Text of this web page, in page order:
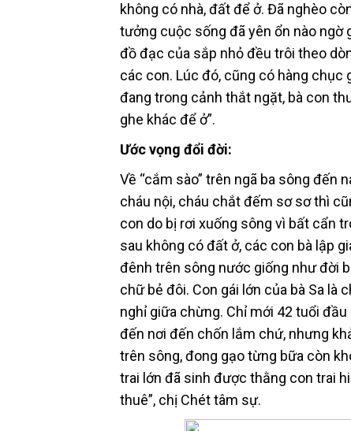
không có nhà, đất để ở. Đã nghèo
tưởng cuộc sống đã yên ổn nào
đồ đạc của sắp nhỏ đều trôi theo
các con. Lúc đó, cũng có hàng chục
đang trong cảnh thắt ngặt, bà con
ghe khác để ở”.
Ước vọng đổi đời:
Về “cắm sào” trên ngã ba sông đến
cháu nội, cháu chắt đếm sơ sơ thì
con do bị rơi xuống sông vì bất cẩn
sau không có đất ở, các con bà lập
đênh trên sông nước giống như đời
chữ bẻ đôi. Con gái lớn của bà Sa là
nghỉ giữa chừng. Chỉ mới 42 tuổi
đến nơi đến chốn lắm chứ, nhưng
trên sông, đong gạo từng bữa còn
trai lớn đã sinh được thằng con trai
thuê”, chị Chét tâm sự.